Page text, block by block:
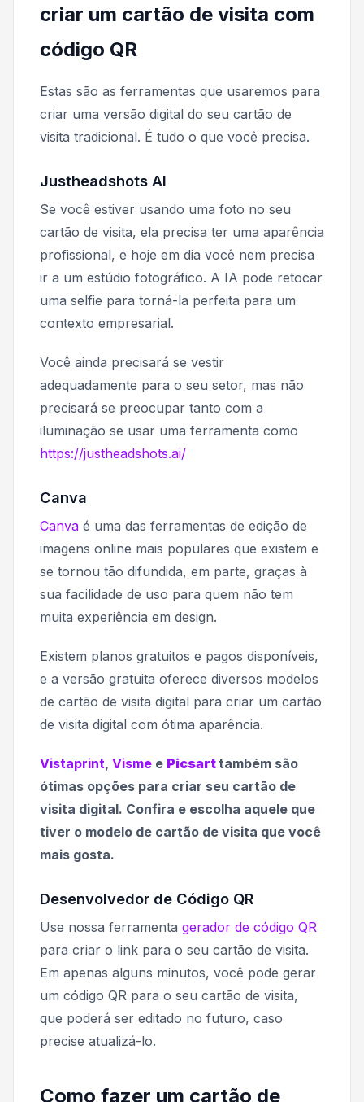
criar um cartão de visita com
código QR
Estas são as ferramentas que usaremos para
criar uma versão digital do seu cartão de
visita tradicional. É tudo o que você precisa.
Justheadshots AI
Se você estiver usando uma foto no seu
cartão de visita, ela precisa ter uma aparência
profissional, e hoje em dia você nem precisa
ir a um estúdio fotográfico. A IA pode retocar
uma selfie para torná-la perfeita para um
contexto empresarial.
Você ainda precisará se vestir
adequadamente para o seu setor, mas não
precisará se preocupar tanto com a
iluminação se usar uma ferramenta como
https://justheadshots.ai/
Canva
Canva é uma das ferramentas de edição de
imagens online mais populares que existem e
se tornou tão difundida, em parte, graças à
sua facilidade de uso para quem não tem
muita experiência em design.
Existem planos gratuitos e pagos disponíveis,
e a versão gratuita oferece diversos modelos
de cartão de visita digital para criar um cartão
de visita digital com ótima aparência.
Vistaprint, Visme e Picsarttambém são
ótimas opções para criar seu cartão de
visita digital. Confira e escolha aquele que
tiver o modelo de cartão de visita que você
mais gosta.
Desenvolvedor de Código QR
Use nossa ferramenta gerador de código QR
para criar o link para o seu cartão de visita.
Em apenas alguns minutos, você pode gerar
um código QR para o seu cartão de visita,
que poderá ser editado no futuro, caso
precise atualizá-lo.
Como fazer um cartão de